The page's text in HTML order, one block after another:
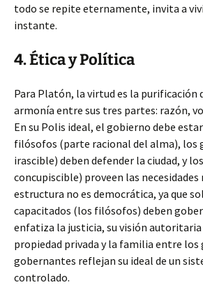
todo se repite eternamente, invita a
instante.
4. Ética y Política
Para Platón, la virtud es la purificación
armonía entre sus tres partes: razón,
En su Polis ideal, el gobierno debe
filósofos (parte racional del alma), los
irascible) deben defender la ciudad, y
concupiscible) proveen las
estructura no es democrática, ya que
capacitados (los filósofos) deben
enfatiza la justicia, su visión autoritaria
propiedad privada y la familia entre los
gobernantes reflejan su ideal de un
controlado.